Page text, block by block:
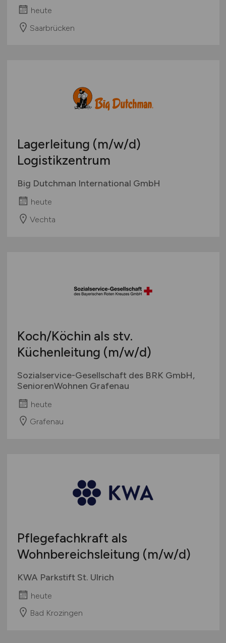
heute
Saarbrücken
Lagerleitung (m/w/d)
Logistikzentrum
Big Dutchman International GmbH
heute
Vechta
Koch/Köchin als stv.
Küchenleitung (m/w/d)
Sozialservice-Gesellschaft des BRK GmbH,
SeniorenWohnen Grafenau
heute
Grafenau
Pflegefachkraft als
Wohnbereichsleitung (m/w/d)
KWA Parkstift St. Ulrich
heute
Bad Krozingen